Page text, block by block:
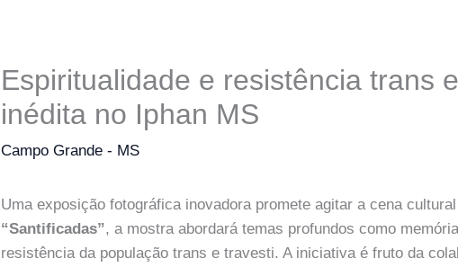
Espiritualidade e resistência trans
inédita no Iphan MS
Campo Grande - MS
Uma exposição fotográfica inovadora promete agitar a cena
“Santificadas”, a mostra abordará temas profundos como
resistência da população trans e travesti. A iniciativa é fruto da